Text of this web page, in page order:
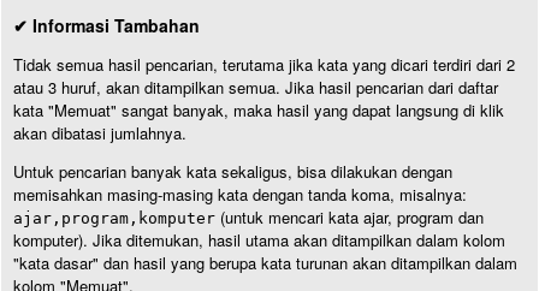
✔ Informasi Tambahan
Tidak semua hasil pencarian, terutama jika kata yang dicari terdiri dari 2
atau 3 huruf, akan ditampilkan semua. Jika hasil pencarian dari daftar
kata "Memuat" sangat banyak, maka hasil yang dapat langsung di klik
akan dibatasi jumlahnya.
Untuk pencarian banyak kata sekaligus, bisa dilakukan dengan
memisahkan masing-masing kata dengan tanda koma, misalnya:
ajar,program,komputer (untuk mencari kata ajar, program dan
komputer). Jika ditemukan, hasil utama akan ditampilkan dalam kolom
"kata dasar" dan hasil yang berupa kata turunan akan ditampilkan dalam
kolom "Memuat".